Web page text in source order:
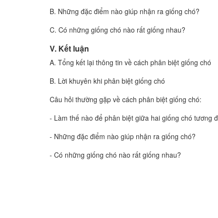
B. Những đặc điểm nào giúp nhận ra giống chó?
C. Có những giống chó nào rất giống nhau?
V. Kết luận
A. Tổng kết lại thông tin về cách phân biệt giống chó
B. Lời khuyên khi phân biệt giống chó
Câu hỏi thường gặp về cách phân biệt giống chó:
- Làm thế nào để phân biệt giữa hai giống chó tương
- Những đặc điểm nào giúp nhận ra giống chó?
- Có những giống chó nào rất giống nhau?